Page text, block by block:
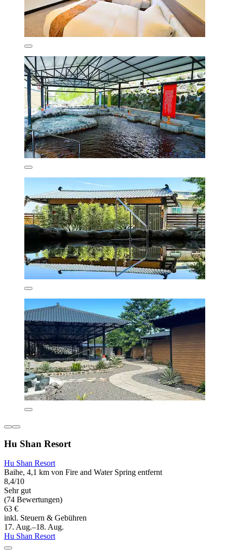
Hu Shan Resort
Hu Shan Resort
Baihe, 4,1 km von Fire and Water Spring entfernt
8,4/10
Sehr gut
(74 Bewertungen)
63 €
inkl. Steuern & Gebühren
17. Aug.–18. Aug.
Hu Shan Resort